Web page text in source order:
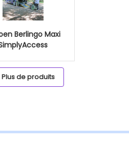
Berlingo Maxi
Plus de produits